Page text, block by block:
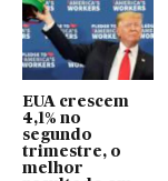
EUA crescem
4,1% no
segundo
trimestre, o
melhor